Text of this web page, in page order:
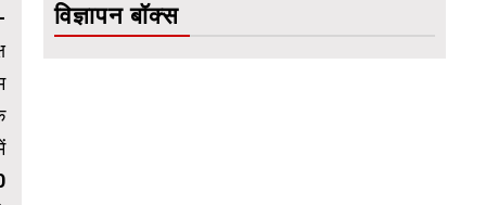
विज्ञापन बॉक्स